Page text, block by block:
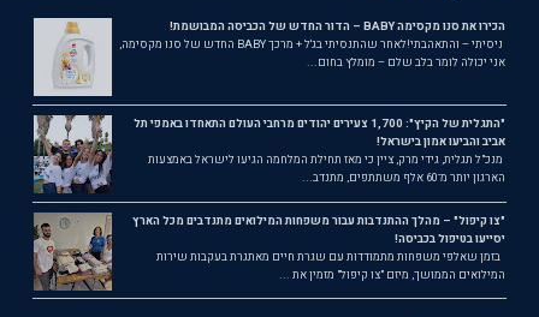
הכירו את סנו מקסימה BABY – הדור החדש של הכביסה המבושמת!
ניסיתי – והתאהבתי!לאחר שהתנסיתי בג'ל + מרכך BABY החדש של סנו מקסימה,
אני יכולה לומר בלב שלם – מומלץ בחום...
"התגלית של הקיץ": 1,700 צעירים יהודים מרחבי העולם התאחדו באמפי תל
אביב והביעו אמון בישראל!
מנכ"ל תגלית, גידי מרק, ציין כי מאז תחילת המלחמה הגיעו לישראל באמצעות
הארגון יותר מ־60 אלף משתתפים, מתנדב...
"צו קיפול" – מהלך ההתנדבות עבור משפחות המילואים מתנדבים מכל הארץ
יסייעו בטיפול בכביסה!
בזמן שאלפי משפחות מתמודדות עם שגרת חיים מאתגרת בעקבות שירות
המילואים הממושך, מיזם "צו קיפול" מזמין את ...